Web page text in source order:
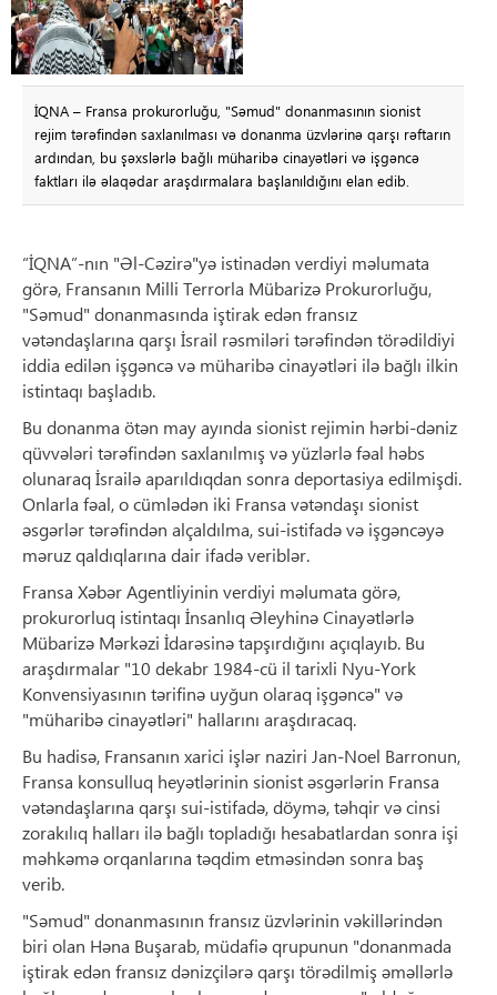
İQNA – Fransa prokurorluğu, "Səmud" donanmasının sionist
rejim tərəfindən saxlanılması və donanma üzvlərinə qarşı rəftarın
ardından, bu şəxslərlə bağlı müharibə cinayətləri və işgəncə
faktları ilə əlaqədar araşdırmalara başlanıldığını elan edib.
“İQNA”-nın "Əl-Cəzirə"yə istinadən verdiyi məlumata
görə, Fransanın Milli Terrorla Mübarizə Prokurorluğu,
"Səmud" donanmasında iştirak edən fransız
vətəndaşlarına qarşı İsrail rəsmiləri tərəfindən törədildiyi
iddia edilən işgəncə və müharibə cinayətləri ilə bağlı ilkin
istintaqı başladıb.
Bu donanma ötən may ayında sionist rejimin hərbi-dəniz
qüvvələri tərəfindən saxlanılmış və yüzlərlə fəal həbs
olunaraq İsrailə aparıldıqdan sonra deportasiya edilmişdi.
Onlarla fəal, o cümlədən iki Fransa vətəndaşı sionist
əsgərlər tərəfindən alçaldılma, sui-istifadə və işgəncəyə
məruz qaldıqlarına dair ifadə veriblər.
Fransa Xəbər Agentliyinin verdiyi məlumata görə,
prokurorluq istintaqı İnsanlıq Əleyhinə Cinayətlərlə
Mübarizə Mərkəzi İdarəsinə tapşırdığını açıqlayıb. Bu
araşdırmalar "10 dekabr 1984-cü il tarixli Nyu-York
Konvensiyasının tərifinə uyğun olaraq işgəncə" və
"müharibə cinayətləri" hallarını araşdıracaq.
Bu hadisə, Fransanın xarici işlər naziri Jan-Noel Barronun,
Fransa konsulluq heyətlərinin sionist əsgərlərin Fransa
vətəndaşlarına qarşı sui-istifadə, döymə, təhqir və cinsi
zorakılıq halları ilə bağlı topladığı hesabatlardan sonra işi
məhkəmə orqanlarına təqdim etməsindən sonra baş
verib.
"Səmud" donanmasının fransız üzvlərinin vəkillərindən
biri olan Həna Buşarab, müdafiə qrupunun "donanmada
iştirak edən fransız dənizçilərə qarşı törədilmiş əməllərlə